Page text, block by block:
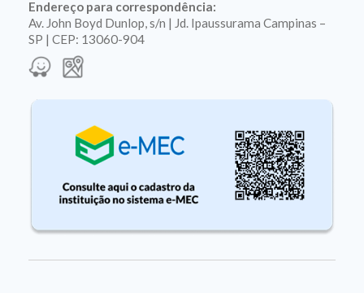
Endereço para correspondência:
Av. John Boyd Dunlop, s/n | Jd. Ipaussurama Campinas –
SP | CEP: 13060-904